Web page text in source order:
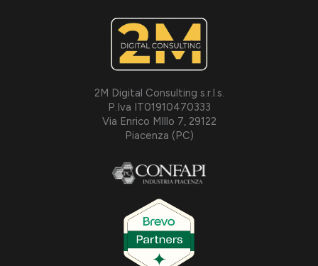
2M Digital Consulting s.r.l.s.
P.Iva IT01910470333
Via Enrico MIllo 7, 29122
Piacenza (PC)